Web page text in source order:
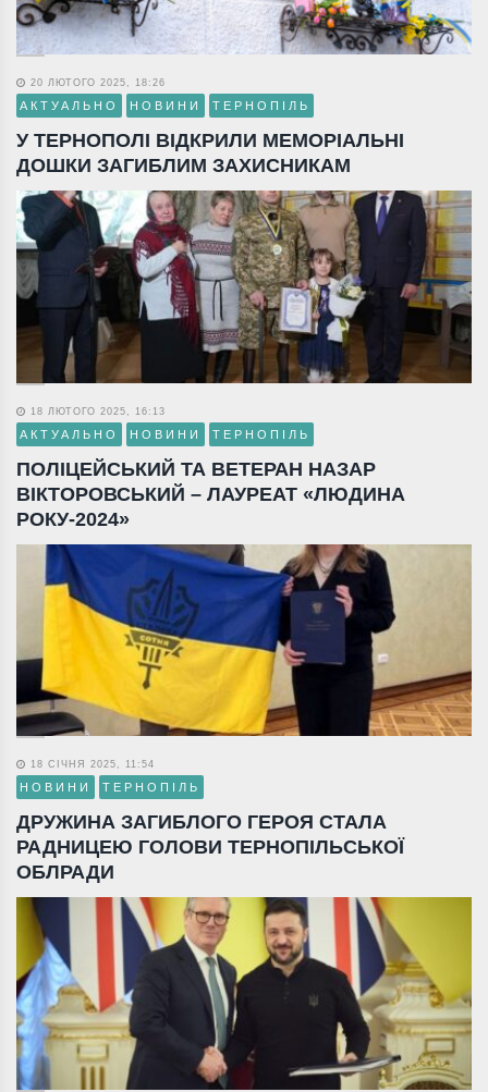
20 ЛЮТОГО 2025, 18:26
АКТУАЛЬНО НОВИНИ ТЕРНОПІЛЬ
У ТЕРНОПОЛІ ВІДКРИЛИ МЕМОРІАЛЬНІ
ДОШКИ ЗАГИБЛИМ ЗАХИСНИКАМ
18 ЛЮТОГО 2025, 16:13
АКТУАЛЬНО НОВИНИ ТЕРНОПІЛЬ
ПОЛІЦЕЙСЬКИЙ ТА ВЕТЕРАН НАЗАР
ВІКТОРОВСЬКИЙ – ЛАУРЕАТ «ЛЮДИНА
РОКУ-2024»
18 СІЧНЯ 2025, 11:54
НОВИНИ ТЕРНОПІЛЬ
ДРУЖИНА ЗАГИБЛОГО ГЕРОЯ СТАЛА
РАДНИЦЕЮ ГОЛОВИ ТЕРНОПІЛЬСЬКОЇ
ОБЛРАДИ